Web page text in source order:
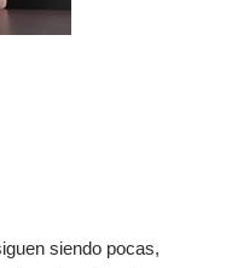
siendo pocas,